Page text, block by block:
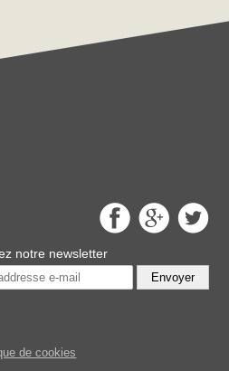
notre newsletter
Envoyer
de cookies